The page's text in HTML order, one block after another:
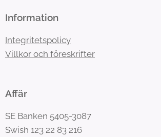
Information
Integritetspolicy
Villkor och föreskrifter
Affär
SE Banken 5405-3087
Swish 123 22 83 216